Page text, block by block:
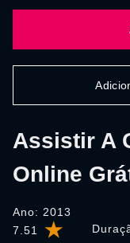
7.51
Assistir A
Online
Ano: 2013